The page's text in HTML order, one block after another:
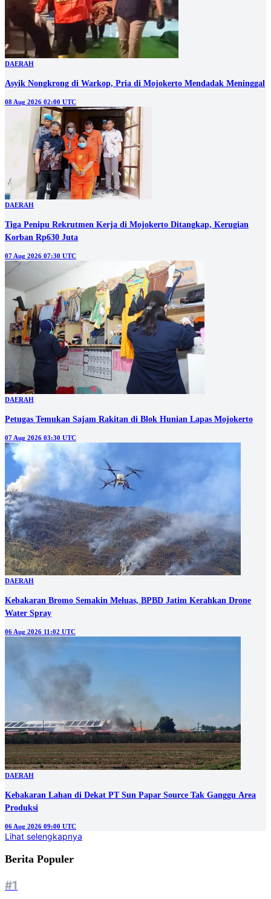
DAERAH
Asyik Nongkrong di Warkop, Pria di Mojokerto Mendadak Meninggal
08 Aug 2026 02:00 UTC
DAERAH
Tiga Penipu Rekrutmen Kerja di Mojokerto Ditangkap, Kerugian
Korban Rp630 Juta
07 Aug 2026 07:30 UTC
DAERAH
Petugas Temukan Sajam Rakitan di Blok Hunian Lapas Mojokerto
07 Aug 2026 03:30 UTC
DAERAH
Kebakaran Bromo Semakin Meluas, BPBD Jatim Kerahkan Drone
Water Spray
06 Aug 2026 11:02 UTC
DAERAH
Kebakaran Lahan di Dekat PT Sun Papar Source Tak Ganggu Area
Produksi
06 Aug 2026 09:00 UTC
Lihat selengkapnya
Berita Populer
#1